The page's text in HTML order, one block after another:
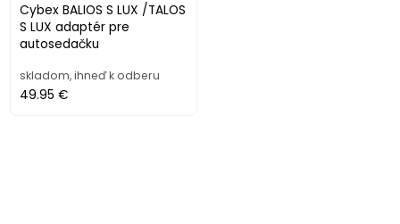
Cybex BALIOS S LUX /TALOS
S LUX adaptér pre
autosedačku
skladom, ihneď k odberu
49.95 €